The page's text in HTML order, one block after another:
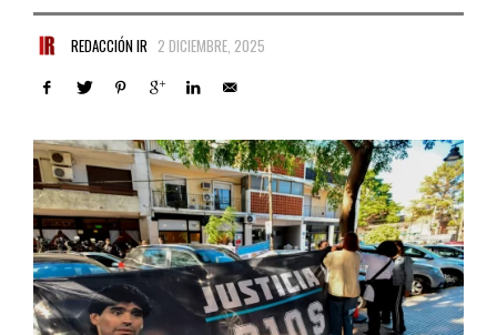
REDACCIÓN IR 2 DICIEMBRE, 2025